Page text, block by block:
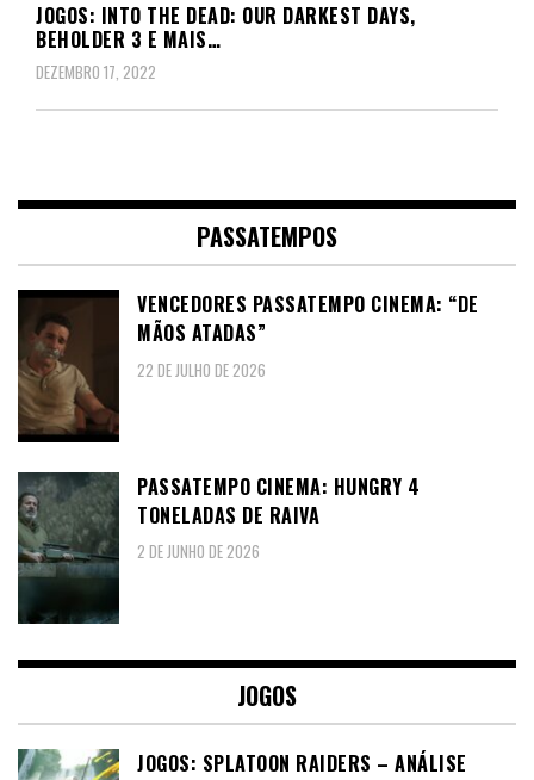
JOGOS: INTO THE DEAD: OUR DARKEST DAYS,
BEHOLDER 3 E MAIS…
DEZEMBRO 17, 2022
PASSATEMPOS
VENCEDORES PASSATEMPO CINEMA: “DE
MÃOS ATADAS”
22 DE JULHO DE 2026
PASSATEMPO CINEMA: HUNGRY 4
TONELADAS DE RAIVA
2 DE JUNHO DE 2026
JOGOS
JOGOS: SPLATOON RAIDERS – ANÁLISE